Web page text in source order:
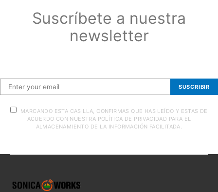
Suscríbete a nuestra
newsletter
SUSCRIBIR
MARCANDO ESTA CASILLA, CONFIRMAS QUE HAS LEÍDO Y ESTAS DE
ACUERDO CON NUESTRA POLÍTICA DE PRIVACIDAD PARA EL
ALMACENAMIENTO DE LA INFORMACIÓN FACILITADA.